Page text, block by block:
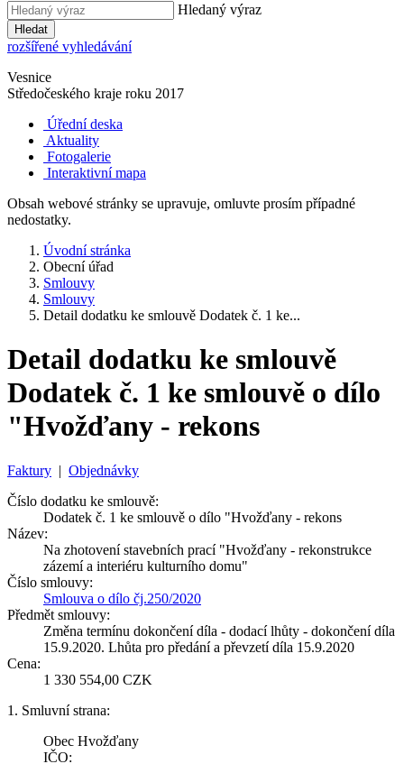
Hledaný výraz
Hledat
rozšířené vyhledávání
Vesnice
Středočeského kraje roku 2017
Úřední deska
Aktuality
Fotogalerie
Interaktivní mapa
Obsah webové stránky se upravuje, omluvte prosím případné
nedostatky.
Úvodní stránka
Obecní úřad
Smlouvy
Smlouvy
Detail dodatku ke smlouvě Dodatek č. 1 ke...
Detail dodatku ke smlouvě
Dodatek č. 1 ke smlouvě o dílo
"Hvožďany - rekons
Faktury | Objednávky
Číslo dodatku ke smlouvě:
Dodatek č. 1 ke smlouvě o dílo "Hvožďany - rekons
Název:
Na zhotovení stavebních prací "Hvožďany - rekonstrukce
zázemí a interiéru kulturního domu"
Číslo smlouvy:
Smlouva o dílo čj.250/2020
Předmět smlouvy:
Změna termínu dokončení díla - dodací lhůty - dokončení díla
15.9.2020. Lhůta pro předání a převzetí díla 15.9.2020
Cena:
1 330 554,00 CZK
1. Smluvní strana:
Obec Hvožďany
IČO: